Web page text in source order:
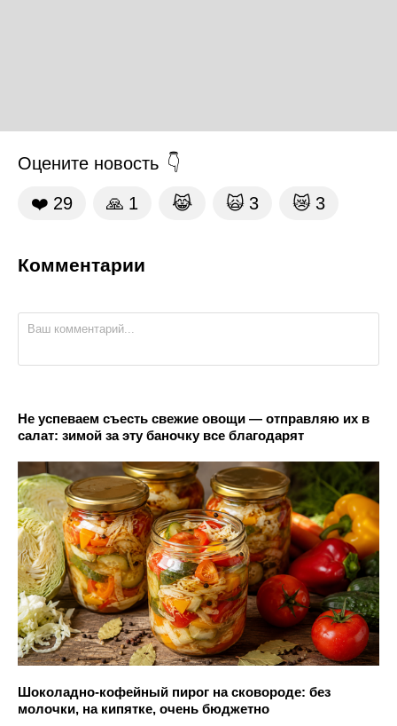
Оцените новость
❤️ 29 🙏 1 😹 🙀 3 😿 3
Комментарии
Не успеваем съесть свежие овощи — отправляю их в
салат: зимой за эту баночку все благодарят
Шоколадно-кофейный пирог на сковороде: без
молочки, на кипятке, очень бюджетно